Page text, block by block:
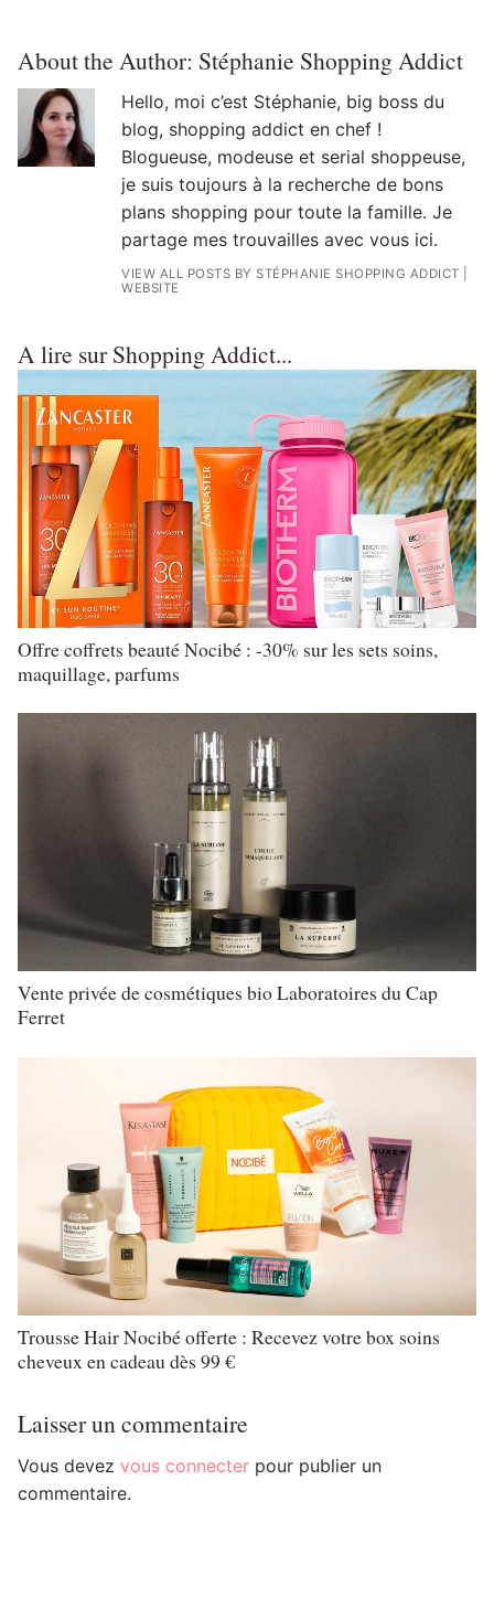
About the Author: Stéphanie Shopping Addict
Hello, moi c’est Stéphanie, big boss du
blog, shopping addict en chef !
Blogueuse, modeuse et serial shoppeuse,
je suis toujours à la recherche de bons
plans shopping pour toute la famille. Je
partage mes trouvailles avec vous ici.
VIEW ALL POSTS BY STÉPHANIE SHOPPING ADDICT
WEBSITE
A lire sur Shopping Addict...
Offre coffrets beauté Nocibé : -30% sur les sets soins,
maquillage, parfums
Vente privée de cosmétiques bio Laboratoires du Cap
Ferret
Trousse Hair Nocibé offerte : Recevez votre box soins
cheveux en cadeau dès 99 €
Laisser un commentaire
Vous devez vous connecter pour publier un
commentaire.